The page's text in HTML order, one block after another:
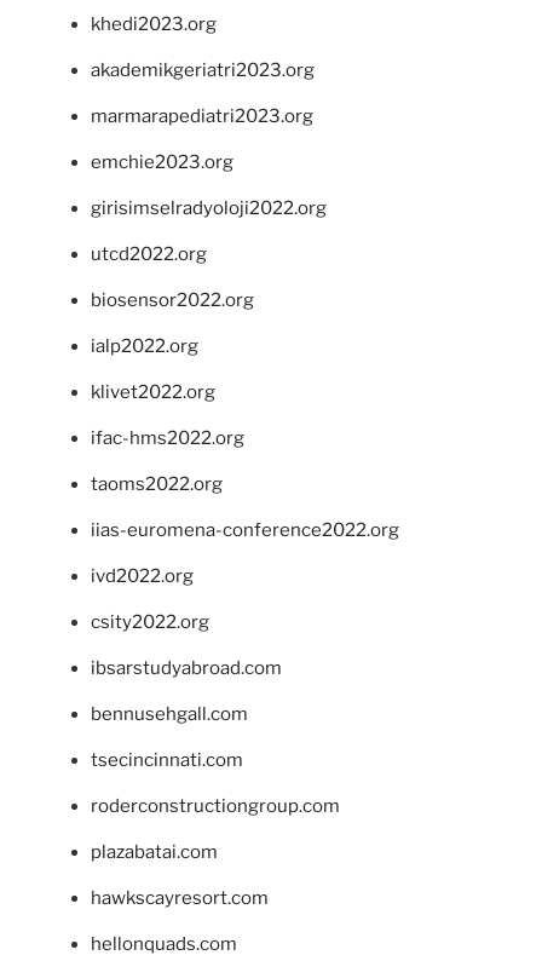
khedi2023.org
akademikgeriatri2023.org
marmarapediatri2023.org
emchie2023.org
girisimselradyoloji2022.org
utcd2022.org
biosensor2022.org
ialp2022.org
klivet2022.org
ifac-hms2022.org
taoms2022.org
iias-euromena-conference2022.org
ivd2022.org
csity2022.org
ibsarstudyabroad.com
bennusehgall.com
tsecincinnati.com
roderconstructiongroup.com
plazabatai.com
hawkscayresort.com
hellonquads.com